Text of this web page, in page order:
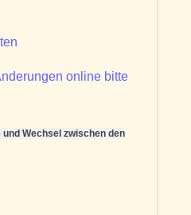
online bitte
Wechsel zwischen den